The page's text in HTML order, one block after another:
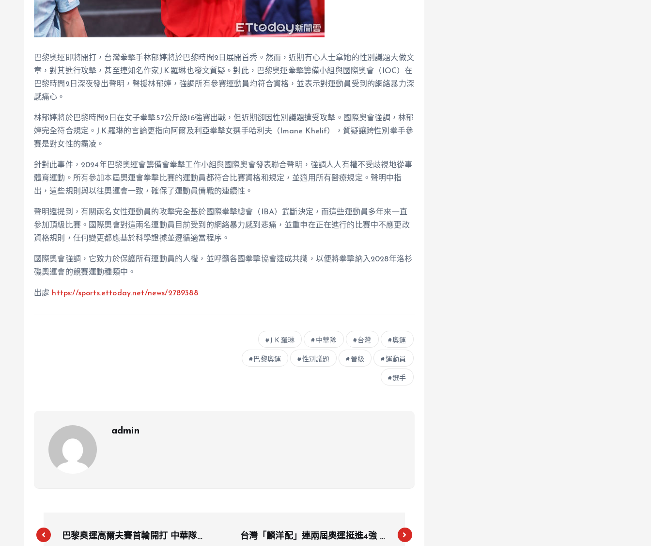
巴黎奧運即將開打，台灣拳擊手林郁婷將於巴黎時間2日展開首秀。然而，近期有心人士拿她的性別議題大做文
章，對其進行攻擊，甚至連知名作家J.K.羅琳也發文質疑。對此，巴黎奧運拳擊籌備小組與國際奧會（IOC）在
巴黎時間2日深夜發出聲明，聲援林郁婷，強調所有參賽運動員均符合資格，並表示對運動員受到的網絡暴力深
感痛心。
林郁婷將於巴黎時間2日在女子拳擊57公斤級16強賽出戰，但近期卻因性別議題遭受攻擊。國際奧會強調，林郁
婷完全符合規定。J.K.羅琳的言論更指向阿爾及利亞拳擊女選手哈利夫（Imane Khelif），質疑讓跨性別拳手參
賽是對女性的霸凌。
針對此事件，2024年巴黎奧運會籌備會拳擊工作小組與國際奧會發表聯合聲明，強調人人有權不受歧視地從事
體育運動。所有參加本屆奧運會拳擊比賽的運動員都符合比賽資格和規定，並適用所有醫療規定。聲明中指
出，這些規則與以往奧運會一致，確保了運動員備戰的連續性。
聲明還提到，有關兩名女性運動員的攻擊完全基於國際拳擊總會（IBA）武斷決定，而這些運動員多年來一直
參加頂級比賽。國際奧會對這兩名運動員目前受到的網絡暴力感到悲痛，並重申在正在進行的比賽中不應更改
資格規則，任何變更都應基於科學證據並遵循適當程序。
國際奧會強調，它致力於保護所有運動員的人權，並呼籲各國拳擊協會達成共識，以便將拳擊納入2028年洛杉
磯奧運會的競賽運動種類中。
出處 https://sports.ettoday.net/news/2789388
J.K.羅琳 中華隊 台灣 奧運
巴黎奧運 性別議題 晉級 運動員
選手
admin
巴黎奧運高爾夫賽首輪開打 中華隊潘
台灣「麟洋配」連兩屆奧運挺進4強 今